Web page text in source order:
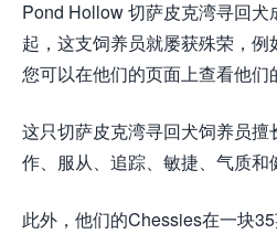
Pond Hollow 切萨皮克湾寻回
起，这支饲养员就屡获殊荣，例
您可以在他们的页面上查看他们
这只切萨皮克湾寻回犬饲养员
作、服从、追踪、敏捷、气质和
此外，他们的Chessies在一块